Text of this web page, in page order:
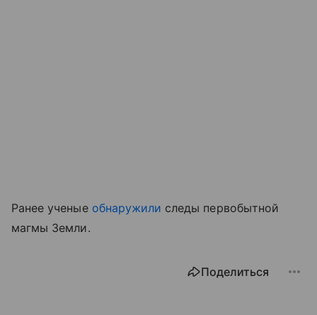
Ранее ученые обнаружили следы первобытной
магмы Земли.
Поделиться